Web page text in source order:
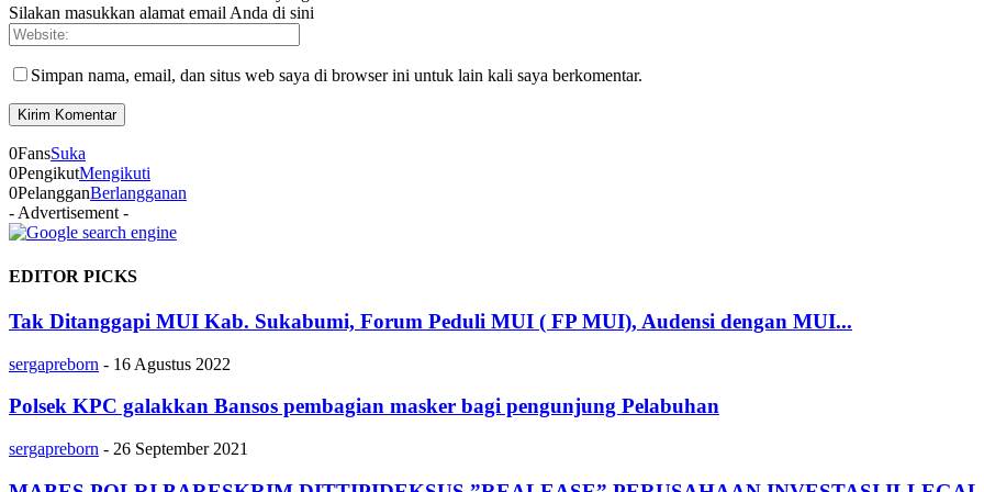
Silakan masukkan alamat email Anda di sini
Simpan nama, email, dan situs web saya di browser ini untuk lain kali saya berkomentar.
0FansSuka
0PengikutMengikuti
0PelangganBerlangganan
- Advertisement -
EDITOR PICKS
Tak Ditanggapi MUI Kab. Sukabumi, Forum Peduli MUI ( FP MUI), Audensi dengan MUI...
sergapreborn - 16 Agustus 2022
Polsek KPC galakkan Bansos pembagian masker bagi pengunjung Pelabuhan
sergapreborn - 26 September 2021